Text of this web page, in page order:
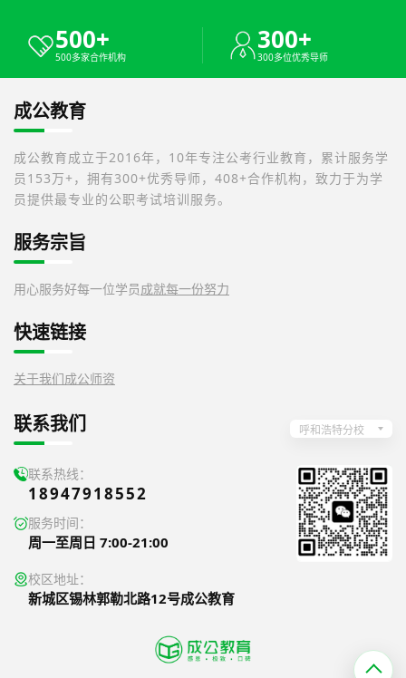
500+
500多家合作机构
300+
300多位优秀导师
成公教育
成公教育成立于2016年，10年专注公考行业教育，累计服务学
员153万+，拥有300+优秀导师，408+合作机构，致力于为学
员提供最专业的公职考试培训服务。
服务宗旨
用心服务好每一位学员成就每一份努力
快速链接
关于我们成公师资
联系我们 呼和浩特分校
联系热线：
18947918552
服务时间：
周一至周日 7:00-21:00
校区地址：
新城区锡林郭勒北路12号成公教育